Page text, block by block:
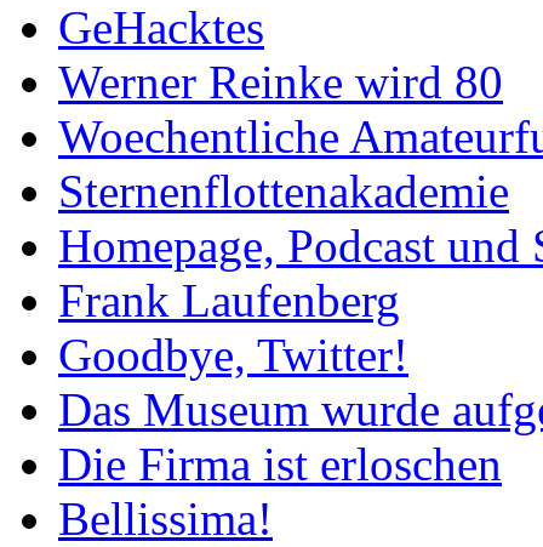
GeHacktes
Werner Reinke wird 80
Woechentliche
Sternenflottenakademie
Homepage, Podcast
Frank Laufenberg
Goodbye, Twitter!
Das Museum wurde
Die Firma ist erloschen
Bellissima!